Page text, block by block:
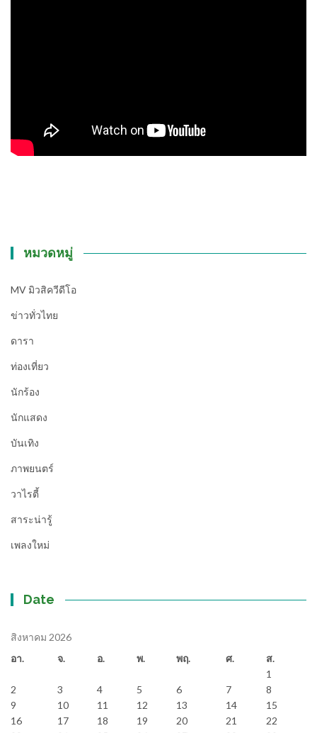
หมวดหมู่
MV มิวสิควีดีโอ
ข่าวทั่วไทย
ดารา
ท่องเที่ยว
นักร้อง
นักแสดง
บันเทิง
ภาพยนตร์
วาไรตี้
สาระน่ารู้
เพลงใหม่
Date
สิงหาคม 2026
อา.
จ. อ. พ. พฤ. ศ.
ส.
1
2
3 4 5 6 7
8
9
10 11 12 13 14
15
16
17 18 19 20 21
22